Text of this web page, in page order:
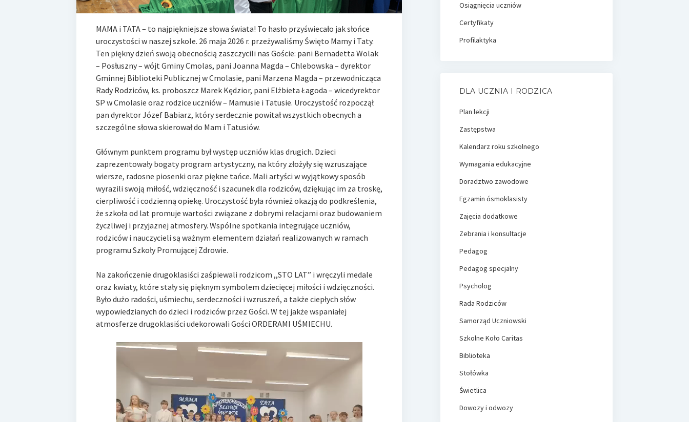
MAMA i TATA – to najpiękniejsze słowa świata! To hasło przyświecało jak słońce
uroczystości w naszej szkole. 26 maja 2026 r. przeżywaliśmy Święto Mamy i Taty.
Ten piękny dzień swoją obecnością zaszczycili nas Goście: pani Bernadetta Wolak
– Posłuszny – wójt Gminy Cmolas, pani Joanna Magda – Chlebowska – dyrektor
Gminnej Biblioteki Publicznej w Cmolasie, pani Marzena Magda – przewodnicząca
Rady Rodziców, ks. proboszcz Marek Kędzior, pani Elżbieta Łagoda – wicedyrektor
SP w Cmolasie oraz rodzice uczniów – Mamusie i Tatusie. Uroczystość rozpoczął
pan dyrektor Józef Babiarz, który serdecznie powitał wszystkich obecnych a
szczególne słowa skierował do Mam i Tatusiów.
Głównym punktem programu był występ uczniów klas drugich. Dzieci
zaprezentowały bogaty program artystyczny, na który złożyły się wzruszające
wiersze, radosne piosenki oraz piękne tańce. Mali artyści w wyjątkowy sposób
wyrazili swoją miłość, wdzięczność i szacunek dla rodziców, dziękując im za troskę,
cierpliwość i codzienną opiekę. Uroczystość była również okazją do podkreślenia,
że szkoła od lat promuje wartości związane z dobrymi relacjami oraz budowaniem
życzliwej i przyjaznej atmosfery. Wspólne spotkania integrujące uczniów,
rodziców i nauczycieli są ważnym elementem działań realizowanych w ramach
programu Szkoły Promującej Zdrowie.
Na zakończenie drugoklasiści zaśpiewali rodzicom ,,STO LAT” i wręczyli medale
oraz kwiaty, które stały się pięknym symbolem dziecięcej miłości i wdzięczności.
Było dużo radości, uśmiechu, serdeczności i wzruszeń, a także ciepłych słów
wypowiedzianych do dzieci i rodziców przez Gości. W tej jakże wspaniałej
atmosferze drugoklasiści udekorowali Gości ORDERAMI UŚMIECHU.
Osiągnięcia uczniów
Certyfikaty
Profilaktyka
DLA UCZNIA I RODZICA
Plan lekcji
Zastępstwa
Kalendarz roku szkolnego
Wymagania edukacyjne
Doradztwo zawodowe
Egzamin ósmoklasisty
Zajęcia dodatkowe
Zebrania i konsultacje
Pedagog
Pedagog specjalny
Psycholog
Rada Rodziców
Samorząd Uczniowski
Szkolne Koło Caritas
Biblioteka
Stołówka
Świetlica
Dowozy i odwozy